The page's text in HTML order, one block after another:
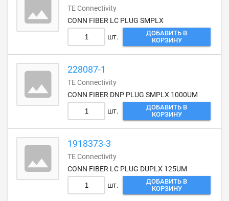
TE Connectivity
CONN FIBER LC PLUG SMPLX
шт.
ДОБАВИТЬ В
КОРЗИНУ
228087-1
TE Connectivity
CONN FIBER DNP PLUG SMPLX 1000UM
шт.
ДОБАВИТЬ В
КОРЗИНУ
1918373-3
TE Connectivity
CONN FIBER LC PLUG DUPLX 125UM
шт.
ДОБАВИТЬ В
КОРЗИНУ